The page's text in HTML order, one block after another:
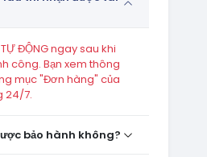
ĐỘNG ngay sau khi
công. Bạn xem thông
mục "Đơn hàng" của
24/7.
bảo hành không?